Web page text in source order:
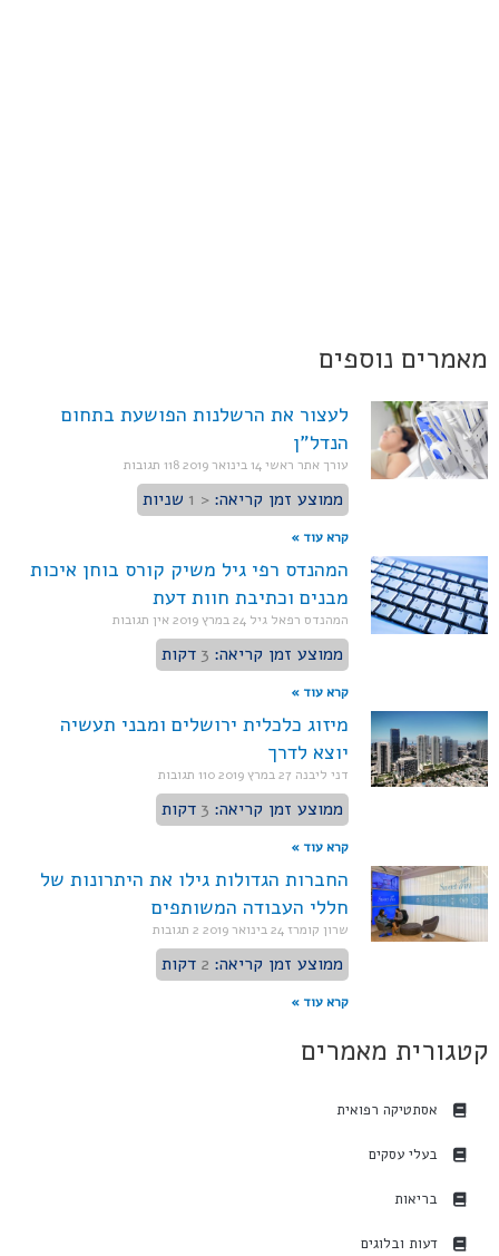
מאמרים נוספים
לעצור את הרשלנות הפושעת בתחום
הנדל"ן
עורך אתר ראשי14 בינואר 2019 118 תגובות
ממוצע זמן קריאה: < 1 שניות
קרא עוד »
המהנדס רפי גיל משיק קורס בוחן איכות
מבנים וכתיבת חוות דעת
המהנדס רפאל גיל 24 במרץ 2019 אין תגובות
ממוצע זמן קריאה: 3 דקות
קרא עוד »
מיזוג כלכלית ירושלים ומבני תעשיה
יוצא לדרך
דני ליבנה 27 במרץ 2019 110 תגובות
ממוצע זמן קריאה: 3 דקות
קרא עוד »
החברות הגדולות גילו את היתרונות של
חללי העבודה המשותפים
שרון קומרז 24 בינואר 2019 2 תגובות
ממוצע זמן קריאה: 2 דקות
קרא עוד »
קטגורית מאמרים
אסתטיקה רפואית
בעלי עסקים
בריאות
דעות ובלוגים